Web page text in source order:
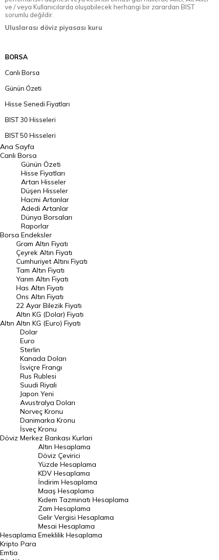
ve / veya Kullanıcılarda oluşabilecek herhangi bir zarardan BIST
sorumlu değildir.
Uluslarası döviz piyasası kuru
BORSA
Canlı Borsa
Günün Özeti
Hisse Senedi Fiyatları
BIST 30 Hisseleri
BIST 50 Hisseleri
BIST 100 Hisseleri
En Çok Artan Hisseler
En Çok Düşen Hisseler
Hacmi Artanlar
Geçmiş Kapanışlar
Dünya Borsaları
Raporlar
Endeksler
DÖVİZ
Döviz Kuru
Dolar Kuru
Euro Kuru
Pound Kuru
Frank Kuru
Riyal Kuru
Avustralya Doları
Danimarka Kronu Kuru
Kanada Doları Kuru
Norveç Kronu Kuru
İsveç Kronu Kuru
Japon Yeni Kuru
Serbest Piyasa Döviz Kurları
Merkez Bankası Döviz Kurları
Altın Fiyatları
Gram Altın Fiyatı
Ana Sayfa
Canlı Borsa
Borsa
Günün Özeti
Hisse Fiyatları
Artan Hisseler
Düşen Hisseler
Hacmi Artanlar
Adedi Artanlar
Dünya Borsaları
Raporlar
Endeksler
Altın
Gram Altın Fiyatı
Çeyrek Altın Fiyatı
Cumhuriyet Altını Fiyatı
Tam Altın Fiyatı
Yarım Altın Fiyatı
Has Altın Fiyatı
Ons Altın Fiyatı
22 Ayar Bilezik Fiyatı
Altın KG (Dolar) Fiyatı
Altın KG (Euro) Fiyatı
Döviz
Dolar
Euro
Sterlin
Kanada Doları
İsviçre Frangı
Rus Rublesi
Suudi Riyali
Japon Yeni
Avustralya Doları
Norveç Kronu
Danimarka Kronu
İsveç Kronu
Merkez Bankası Kurlari
Hesaplama
Altın Hesaplama
Döviz Çevirici
Yüzde Hesaplama
KDV Hesaplama
İndirim Hesaplama
Maaş Hesaplama
Kıdem Tazminatı Hesaplama
Zam Hesaplama
Gelir Vergisi Hesaplama
Mesai Hesaplama
Emeklilik Hesaplama
Kripto Para
Emtia